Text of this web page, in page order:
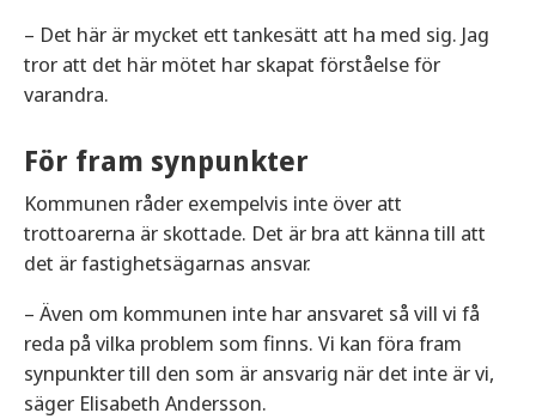
– Det här är mycket ett tankesätt att ha med sig. Jag
tror att det här mötet har skapat förståelse för
varandra.
För fram synpunkter
Kommunen råder exempelvis inte över att
trottoarerna är skottade. Det är bra att känna till att
det är fastighetsägarnas ansvar.
– Även om kommunen inte har ansvaret så vill vi få
reda på vilka problem som finns. Vi kan föra fram
synpunkter till den som är ansvarig när det inte är vi,
säger Elisabeth Andersson.